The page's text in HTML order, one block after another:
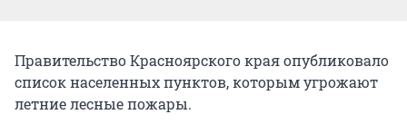
Правительство Красноярского края опубликовало
список населенных пунктов, которым угрожают
летние лесные пожары.